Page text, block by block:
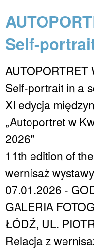
Self-
AUTOPORTRET
Self-portrait in a
XI edycja
„Autoportret w
2026"
11th edition of
wernisaż
07.01.2026 -
GALERIA
ŁÓDŹ, UL.
Relacja z